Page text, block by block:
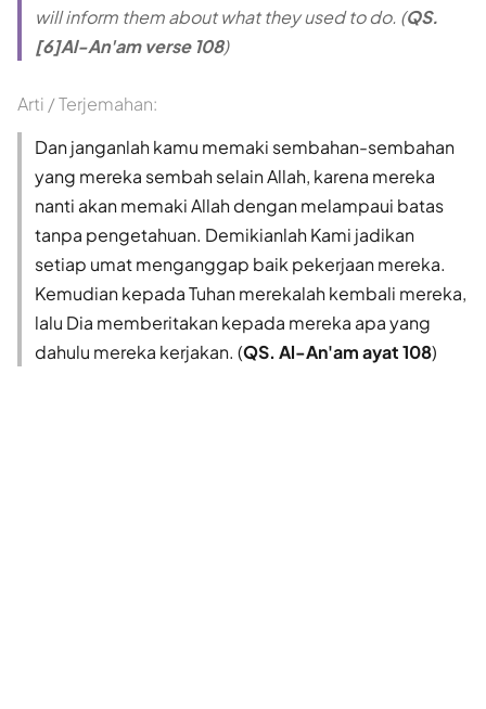
will inform them about what they used to do. (QS.
[6]Al-An'am verse 108)
Arti / Terjemahan:
Dan janganlah kamu memaki sembahan-sembahan
yang mereka sembah selain Allah, karena mereka
nanti akan memaki Allah dengan melampaui batas
tanpa pengetahuan. Demikianlah Kami jadikan
setiap umat menganggap baik pekerjaan mereka.
Kemudian kepada Tuhan merekalah kembali mereka,
lalu Dia memberitakan kepada mereka apa yang
dahulu mereka kerjakan. (QS. Al-An'am ayat 108)